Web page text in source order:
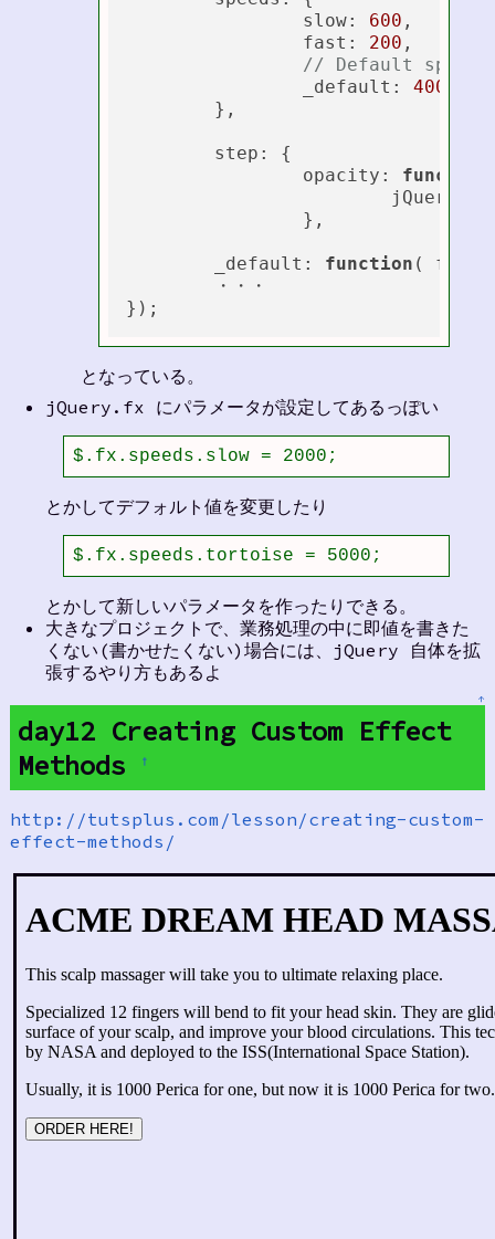
		slow:
600 ,
		fast:
200 ,
// Default speed
		_default:
400
		opacity:
function
			jQuery.
	_default:
function ( fx
        ・・・
となっている。
jQuery.fx にパラメータが設定してあるっぽい
$.fx.speeds.slow = 2000;
とかしてデフォルト値を変更したり
$.fx.speeds.tortoise = 5000;
とかして新しいパラメータを作ったりできる。
大きなプロジェクトで、業務処理の中に即値を書きた
くない(書かせたくない)場合には、jQuery 自体を拡
張するやり方もあるよ
↑
day12 Creating Custom Effect
Methods
†
http://tutsplus.com/lesson/creating-custom-
effect-methods/